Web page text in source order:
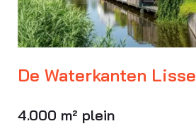
De Waterkanten Lisse
4.000 m² plein